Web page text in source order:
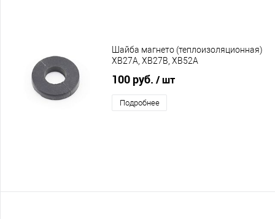
Шайба магнето (теплоизоляционная)
XB27A, XB27B, XB52A
100 руб. / шт
Подробнее